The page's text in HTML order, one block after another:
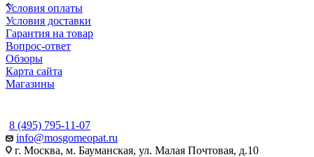
Условия оплаты
Условия доставки
Гарантия на товар
Вопрос-ответ
Обзоры
Карта сайта
Магазины
8 (495) 795-11-07
info@mosgomeopat.ru
г. Москва, м. Бауманская, ул. Малая Почтовая, д.10